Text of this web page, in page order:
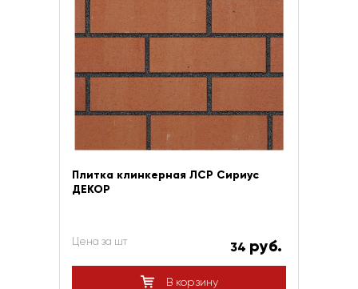
Плитка клинкерная ЛСР Сириус
ДЕКОР
Цена за шт 34 руб.
В корзину